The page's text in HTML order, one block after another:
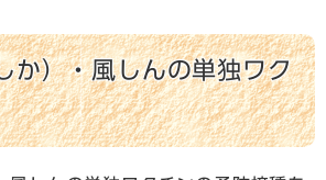
か）・風しんの単独ワク